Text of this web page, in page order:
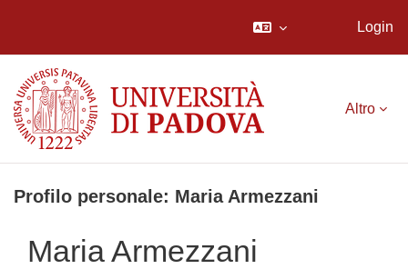
Login
Altro
Profilo personale: Maria Armezzani
Maria Armezzani